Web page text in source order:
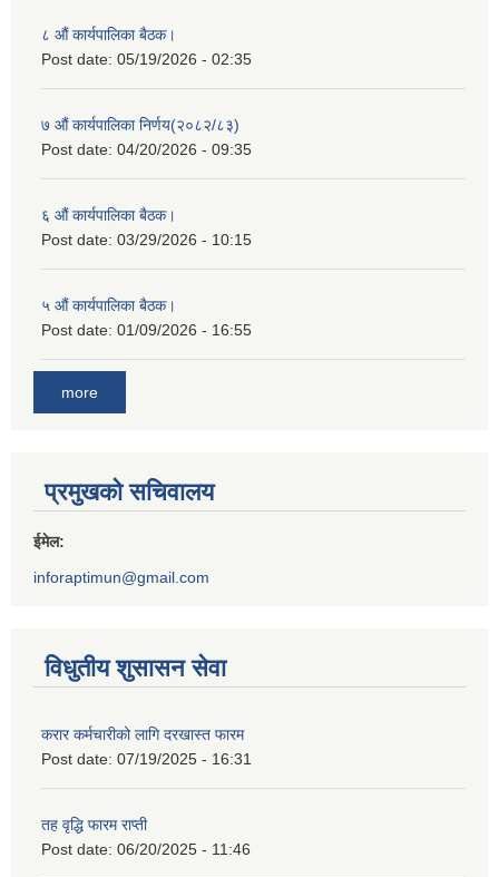
८ औं कार्यपालिका बैठक।
Post date: 05/19/2026 - 02:35
७ औं कार्यपालिका निर्णय(२०८२/८३)
Post date: 04/20/2026 - 09:35
६ औं कार्यपालिका बैठक।
Post date: 03/29/2026 - 10:15
५ औं कार्यपालिका बैठक।
Post date: 01/09/2026 - 16:55
more
प्रमुखको सचिवालय
ईमेल:
inforaptimun@gmail.com
विधुतीय शुसासन सेवा
करार कर्मचारीको लागि दरखास्त फारम
Post date: 07/19/2025 - 16:31
तह वृद्धि फारम राप्ती
Post date: 06/20/2025 - 11:46